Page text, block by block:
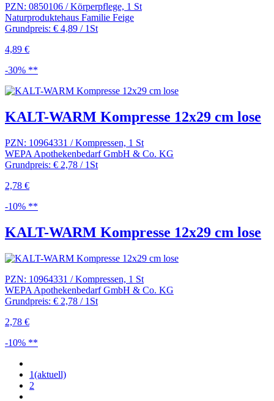
PZN: 0850106 / Körperpflege, 1 St
Naturproduktehaus Familie Feige
Grundpreis: € 4,89 / 1St
4,89 €
-30% **
KALT-WARM Kompresse 12x29 cm lose
PZN: 10964331 / Kompressen, 1 St
WEPA Apothekenbedarf GmbH & Co. KG
Grundpreis: € 2,78 / 1St
2,78 €
-10% **
KALT-WARM Kompresse 12x29 cm lose
PZN: 10964331 / Kompressen, 1 St
WEPA Apothekenbedarf GmbH & Co. KG
Grundpreis: € 2,78 / 1St
2,78 €
-10% **
1(aktuell)
2